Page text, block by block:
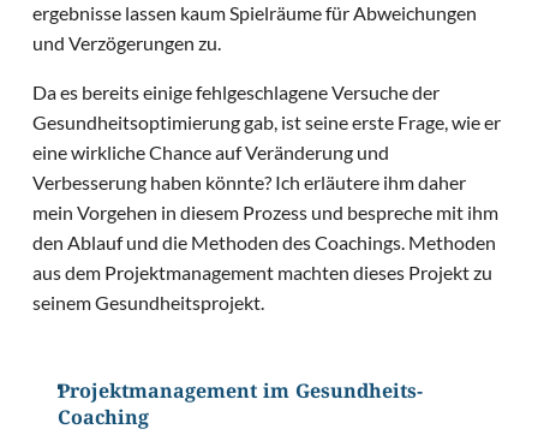
ergebnisse lassen kaum Spielräume für Abweichungen
und Verzögerungen zu.
Da es bereits einige fehlgeschlagene Versuche der
Gesundheitsoptimierung gab, ist seine erste Frage, wie er
eine wirkliche Chance auf Veränderung und
Verbesserung haben könnte? Ich erläutere ihm daher
mein Vorgehen in diesem Prozess und bespreche mit ihm
den Ablauf und die Methoden des Coachings. Methoden
aus dem Projektmanagement machten dieses Projekt zu
seinem Gesundheitsprojekt.
Projektmanagement im Gesundheits-
Coaching